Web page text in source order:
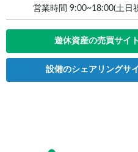
営業時間 9:00~18:00(土日
遊休資産の売買サイ
設備のシェアリングサ